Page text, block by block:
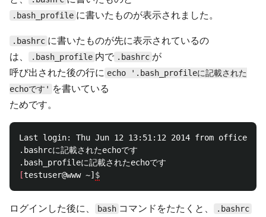
.bash_profile に書いたものが表示されました。
.bashrc に書いたものが先に表示されているの
は、
.bash_profile 内で .bashrc が
呼び出された後の行に echo '.bash_profileに記載された
echoです' を書いている
ためです。
Last login: Thu Jun 12 13:51:12 2014 from office-
.bashrcに記載されたechoです
[testuser@www ~] $
ログインした後に、 bash コマンドをたたくと、 .bashrc